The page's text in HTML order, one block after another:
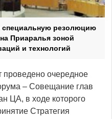
специальную резолюцию
Приаралья зоной
и технологий
проведено очередное
– Совещание глав
ЦА, в ходе которого
Стратегия